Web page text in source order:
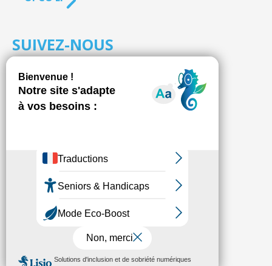
SUIVEZ-NOUS
Fédésap © 2021
Mentions légales
Transparence